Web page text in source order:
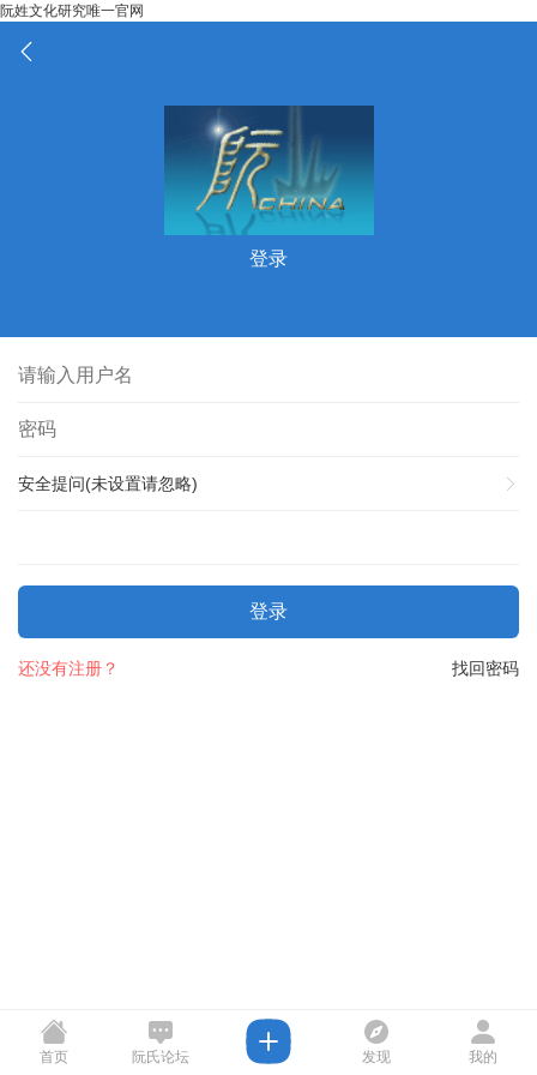
阮姓文化研究唯一官网
登录
安全提问(未设置请忽略)
登录
找回密码
还没有注册？
首页 阮氏论坛 发现 我的